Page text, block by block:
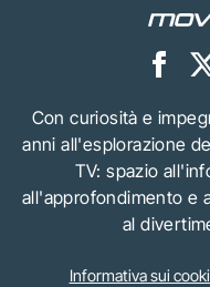
Con curiosità e
anni all'esplorazione
TV: spazio
all'approfondimento e
al
Informativa sui